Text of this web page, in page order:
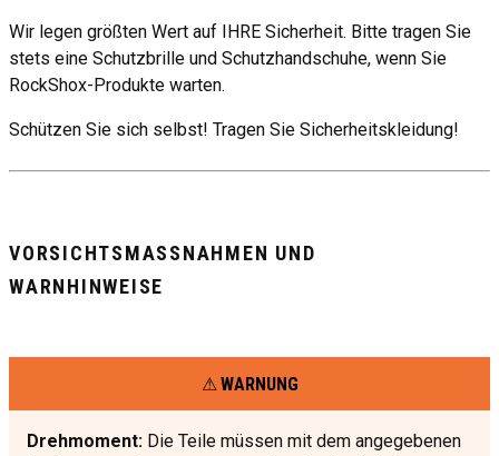
Wir legen größten Wert auf IHRE Sicherheit. Bitte tragen Sie
stets eine Schutzbrille und Schutzhandschuhe, wenn Sie
RockShox-Produkte warten.
Schützen Sie sich selbst! Tragen Sie Sicherheitskleidung!
VORSICHTSMASSNAHMEN UND W
ARNHINWEISE
WARNUNG
Drehmoment: Die Teile müssen mit dem angegebenen